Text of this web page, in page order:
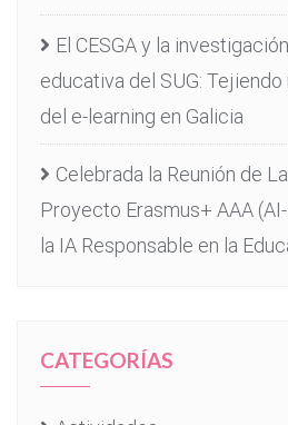
El CESGA y la
educativa del SUG:
del e-learning en Galicia
Celebrada la Reunión de
Proyecto Erasmus+ AAA
la IA Responsable en la
CATEGORÍAS